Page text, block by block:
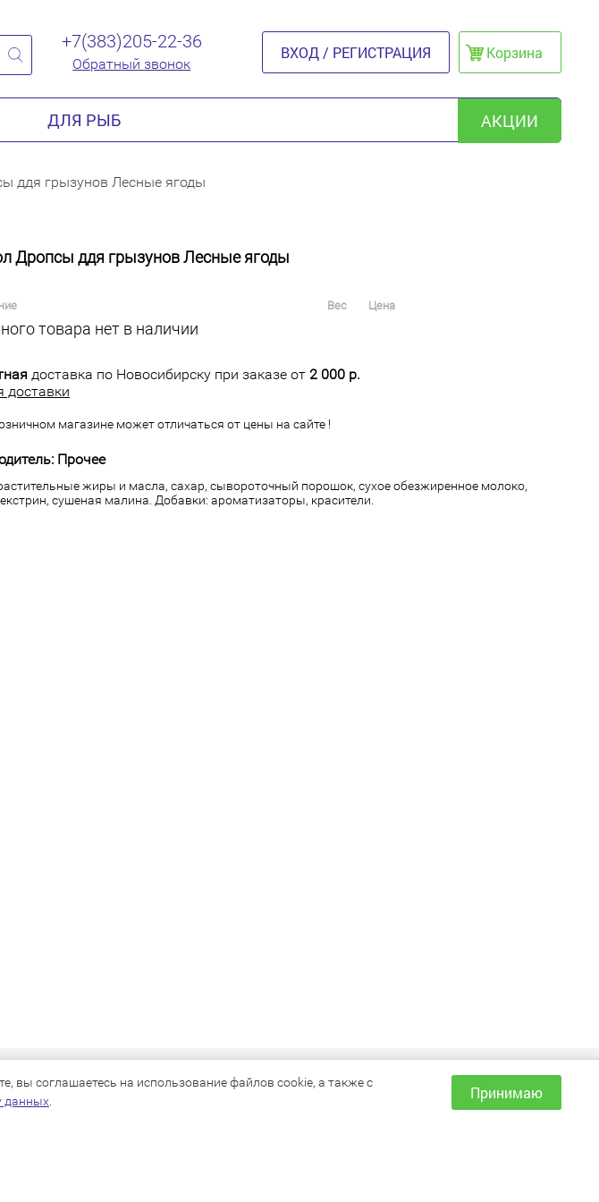
+7(383)205-22-36
Обратный звонок
ВХОД / РЕГИСТРАЦИЯ Корзина
ДЛЯ РЫБ АКЦИИ
ддя грызунов Лесные ягоды
Дропсы ддя грызунов Лесные ягоды
Вес Цена
товара нет в наличии
доставка по Новосибирску при заказе от 2 000 р.
доставки
магазине может отличаться от цены на сайте !
Прочее
жиры и масла, сахар, сывороточный порошок, сухое обезжиренное молоко,
сушеная малина. Добавки: ароматизаторы, красители.
ИНФОРМАЦИЯ
Как сделать заказ?
вы соглашаетесь на использование файлов cookie, а также с
данных Принимаю